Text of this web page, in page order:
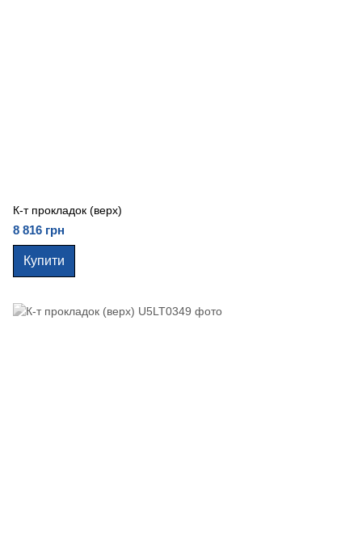
К-т прокладок (верх)
8 816 грн
Купити